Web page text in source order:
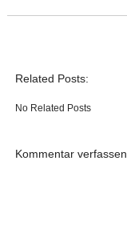
Related Posts:
No Related Posts
Kommentar verfassen